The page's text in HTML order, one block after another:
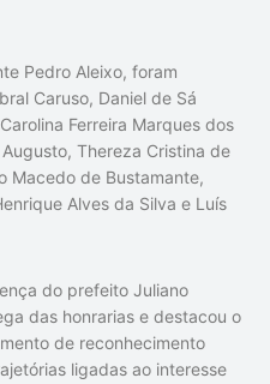
Pedro Aleixo, foram
Caruso, Daniel de Sá
Ferreira Marques dos
Thereza Cristina de
Macedo de Bustamante,
Alves da Silva e Luís
do prefeito Juliano
das honrarias e destacou o
de reconhecimento
ligadas ao interesse